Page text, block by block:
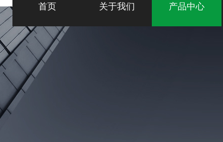
首页 关于我们 产品中心